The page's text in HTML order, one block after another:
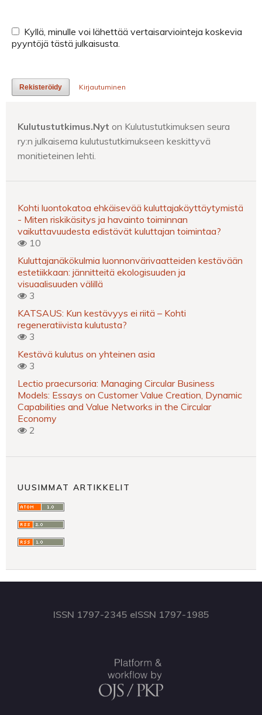
pyyntöjä tästä julkaisusta.
Rekisteröidy Kirjautuminen
Kulutustutkimus.Nyt on Kulutustutkimuksen seura
ry:n julkaisema kulutustutkimukseen keskittyvä
monitieteinen lehti.
Kohti luontokatoa ehkäisevää kuluttajakäyttäytymistä
- Miten riskikäsitys ja havainto toiminnan
vaikuttavuudesta edistävät kuluttajan toimintaa?
10
Kuluttajanäkökulmia luonnonvärivaatteiden kestävään
estetiikkaan: jännitteitä ekologisuuden ja
visuaalisuuden välillä
3
KATSAUS: Kun kestävyys ei riitä – Kohti
regeneratiivista kulutusta?
3
Kestävä kulutus on yhteinen asia
3
Lectio praecursoria: Managing Circular Business
Models: Essays on Customer Value Creation, Dynamic
Capabilities and Value Networks in the Circular
Economy
2
UUSIMMAT ARTIKKELIT
ISSN 1797-2345 eISSN 1797-1985